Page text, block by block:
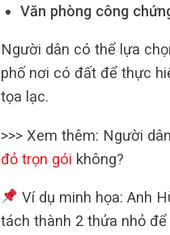
Văn phòng công
Người dân có thể lựa
phố nơi có đất để thực
tọa lạc.
>>> Xem thêm: Người
đỏ trọn gói không?
Ví dụ minh họa: Anh
tách thành 2 thửa nhỏ